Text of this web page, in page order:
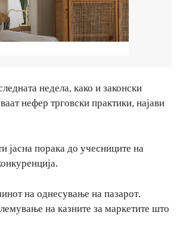
недела, како и законски
нефер трговски практики, најави
јасна порака до учесниците на
на однесување на пазарот.
на казните за маркетите што